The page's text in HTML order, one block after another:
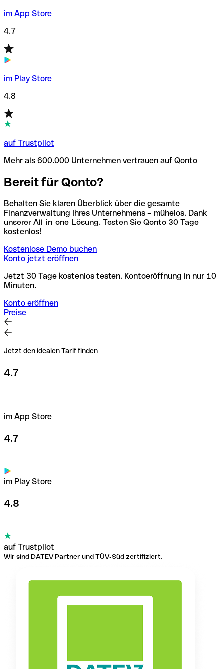
im App Store
4.7
im Play Store
4.8
auf Trustpilot
Mehr als 600.000 Unternehmen vertrauen auf Qonto
Bereit für Qonto?
Behalten Sie klaren Überblick über die gesamte
Finanzverwaltung Ihres Unternehmens – mühelos. Dank
unserer All-in-one-Lösung. Testen Sie Qonto 30 Tage
kostenlos!
Kostenlose Demo buchen
Konto jetzt eröffnen
Jetzt 30 Tage kostenlos testen. Kontoeröffnung in nur 10
Minuten.
Konto eröffnen
Preise
Jetzt den idealen Tarif finden
4.7
im App Store
4.7
im Play Store
4.8
auf Trustpilot
Wir sind DATEV Partner und TÜV-Süd zertifiziert.